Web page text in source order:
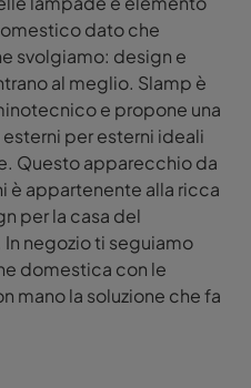
dato che
svolgiamo: design e
al meglio. Slamp è
e propone una
per esterni ideali
Questo apparecchio da
è appartenente alla ricca
per la casa del
negozio ti seguiamo
domestica con le
mano la soluzione che fa